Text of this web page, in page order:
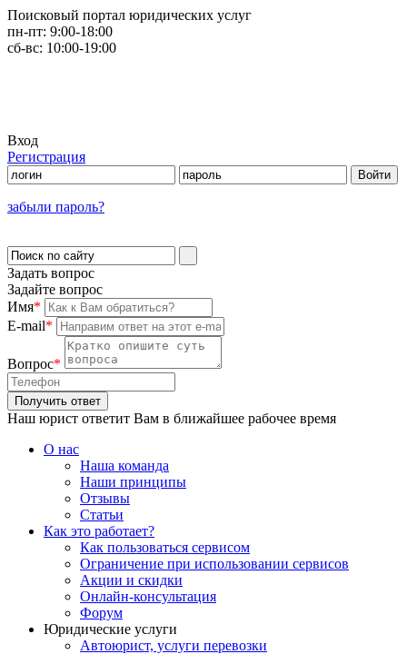
Поисковый портал юридических услуг
пн-пт: 9:00-18:00
сб-вс: 10:00-19:00
Вход
Регистрация
забыли пароль?
Задать вопрос
Задайте вопрос
Имя*
E-mail*
Вопрос*
Наш юрист ответит Вам в ближайшее рабочее время
О нас
Наша команда
Наши принципы
Отзывы
Статьи
Как это работает?
Как пользоваться сервисом
Ограничение при использовании сервисов
Акции и скидки
Онлайн-консультация
Форум
Юридические услуги
Автоюрист, услуги перевозки